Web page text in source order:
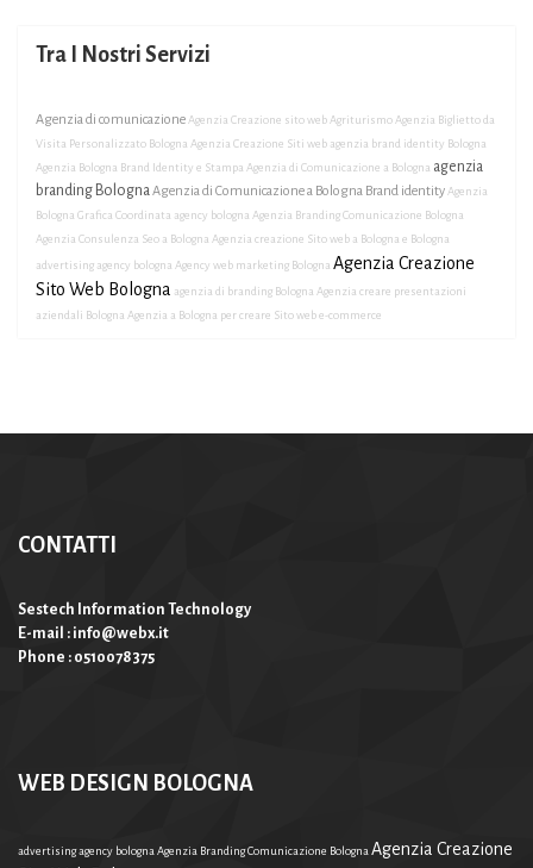
Tra I Nostri Servizi
Agenzia di comunicazione Agenzia Creazione sito web Agriturismo Agenzia Biglietto da
Visita Personalizzato Bologna Agenzia Creazione Siti web agenzia brand identity Bologna
Agenzia Bologna Brand Identity e Stampa Agenzia di Comunicazione a Bologna agenzia
branding BolognaAgenzia di Comunicazione a Bologna Brand identity Agenzia
Bologna Grafica Coordinata agency bologna Agenzia Branding Comunicazione Bologna
Agenzia Consulenza Seo a Bologna Agenzia creazione Sito web a Bologna e Bologna
advertising agency bologna Agency web marketing Bologna Agenzia Creazione
Sito Web Bologna agenzia di branding Bologna Agenzia creare presentazioni
aziendali Bologna Agenzia a Bologna per creare Sito web e-commerce
CONTATTI
Sestech Information Technology
E-mail : info@webx.it
Phone : 0510078375
WEB DESIGN BOLOGNA
advertising agency bolognaAgenzia Branding Comunicazione BolognaAgenzia Creazione